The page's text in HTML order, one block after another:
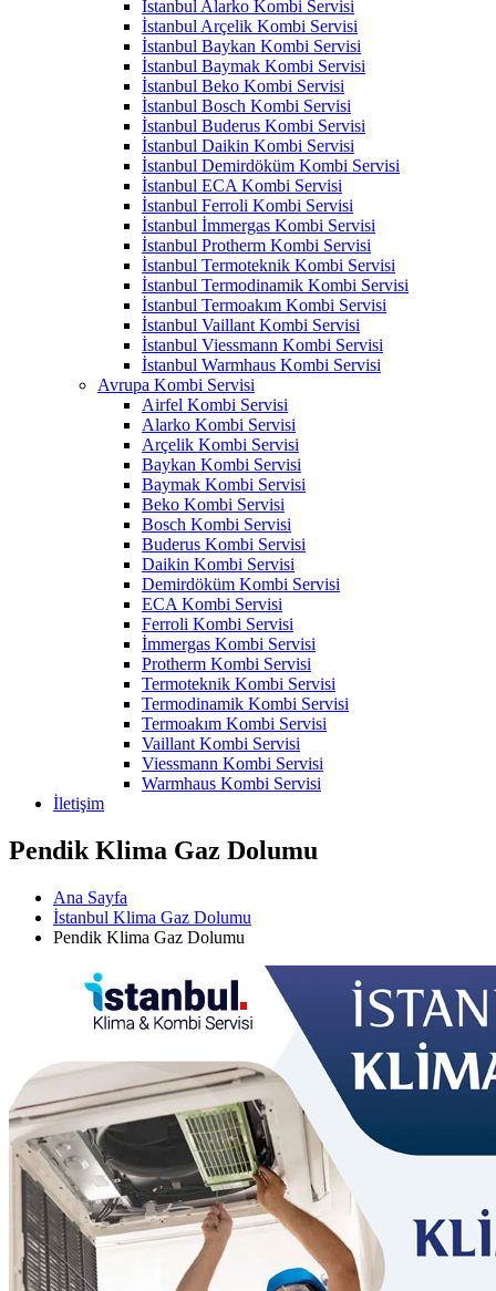
İstanbul Alarko Kombi Servisi
İstanbul Arçelik Kombi Servisi
İstanbul Baykan Kombi Servisi
İstanbul Baymak Kombi Servisi
İstanbul Beko Kombi Servisi
İstanbul Bosch Kombi Servisi
İstanbul Buderus Kombi Servisi
İstanbul Daikin Kombi Servisi
İstanbul Demirdöküm Kombi Servisi
İstanbul ECA Kombi Servisi
İstanbul Ferroli Kombi Servisi
İstanbul İmmergas Kombi Servisi
İstanbul Protherm Kombi Servisi
İstanbul Termoteknik Kombi Servisi
İstanbul Termodinamik Kombi Servisi
İstanbul Termoakım Kombi Servisi
İstanbul Vaillant Kombi Servisi
İstanbul Viessmann Kombi Servisi
İstanbul Warmhaus Kombi Servisi
Avrupa Kombi Servisi
Airfel Kombi Servisi
Alarko Kombi Servisi
Arçelik Kombi Servisi
Baykan Kombi Servisi
Baymak Kombi Servisi
Beko Kombi Servisi
Bosch Kombi Servisi
Buderus Kombi Servisi
Daikin Kombi Servisi
Demirdöküm Kombi Servisi
ECA Kombi Servisi
Ferroli Kombi Servisi
İmmergas Kombi Servisi
Protherm Kombi Servisi
Termoteknik Kombi Servisi
Termodinamik Kombi Servisi
Termoakım Kombi Servisi
Vaillant Kombi Servisi
Viessmann Kombi Servisi
Warmhaus Kombi Servisi
İletişim
Pendik Klima Gaz Dolumu
Ana Sayfa
İstanbul Klima Gaz Dolumu
Pendik Klima Gaz Dolumu